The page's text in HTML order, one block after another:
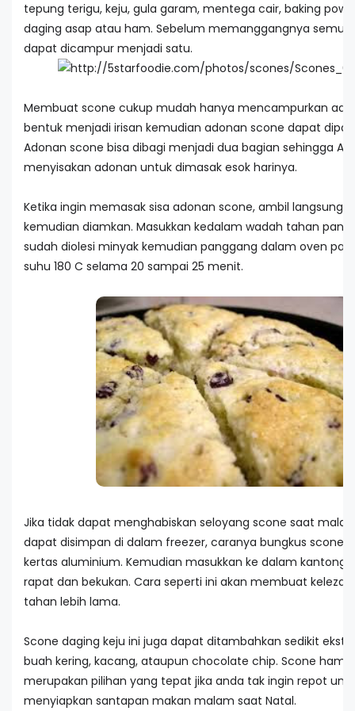
tepung terigu, keju, gula garam, mentega cair, baking
daging asap atau ham. Sebelum memanggangnya semua
dapat dicampur menjadi satu.
Membuat scone cukup mudah hanya mencampurkan
bentuk menjadi irisan kemudian adonan scone dapat
Adonan scone bisa dibagi menjadi dua bagian sehingga
menyisakan adonan untuk dimasak esok harinya.
Ketika ingin memasak sisa adonan scone, ambil langsung
kemudian diamkan. Masukkan kedalam wadah tahan
sudah diolesi minyak kemudian panggang dalam oven
suhu 180 C selama 20 sampai 25 menit.
Jika tidak dapat menghabiskan seloyang scone saat
dapat disimpan di dalam freezer, caranya bungkus scone
kertas aluminium. Kemudian masukkan ke dalam kantong
rapat dan bekukan. Cara seperti ini akan membuat
tahan lebih lama.
Scone daging keju ini juga dapat ditambahkan sedikit
buah kering, kacang, ataupun chocolate chip. Scone ham
merupakan pilihan yang tepat jika anda tak ingin repot
menyiapkan santapan makan malam saat Natal.